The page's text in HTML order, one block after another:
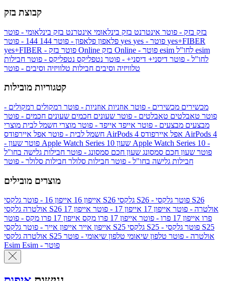
קבוצת בזק
בזק בזק - פוטר אינטרנט בזק בינלאומי אינטרנט בזק בינלאומי - פוטר
פלאפון פלאפון - פוטר 144 yes
yes+FIBER
yes+FIBER - פוטר בזק Online
esim
לחו"ל - פוטר דיסני+ דיסני+ - פוטר נטפליקס נטפליקס - פוטר חבילות
טלוויזיה וסיבים חבילות טלוויזיה וסיבים - פוטר
קטגוריות מובילות
מכשירים מכשירים - פוטר אוזניות אוזניות - פוטר רמקולים רמקולים -
פוטר טאבלטים טאבלטים - פוטר שעונים חכמים שעונים חכמים - פוטר
מבצעים מבצעים - פוטר אייפד אייפד - פוטר מוצרי חשמל לבית מוצרי
חשמל לבית - פוטר אפל איירפודס AirPods 4 אפל איירפודס AirPods 4
- פוטר שעון Apple Watch Series 10 שעון Apple Watch Series 10 -
פוטר שעון חכם סמסונג שעון חכם סמסונג - פוטר חבילות גלישה בחו"ל
חבילות גלישה בחו"ל - פוטר חבילות סלולר חבילות סלולר - פוטר
מוצרים מובילים
אייפון 16 אייפון 16 - פוטר גלקסי S26 גלקסי S26 - פוטר גלקסי S26
אולטרה
גלקסי S26 אולטרה - פוטר אייפון 17 אייפון 17 - פוטר
אייפון 17
פרו אייפון 17 פרו - פוטר אייפון 17 פרו מקס
אייפון 17 פרו מקס - פוטר
אייפון אייר אייפון אייר - פוטר גלקסי S25 גלקסי S25 - פוטר גלקסי S25
אולטרה
גלקסי S25 אולטרה - פוטר טלפון שיאומי טלפון שיאומי - פוטר
Esim
Esim - פוטר